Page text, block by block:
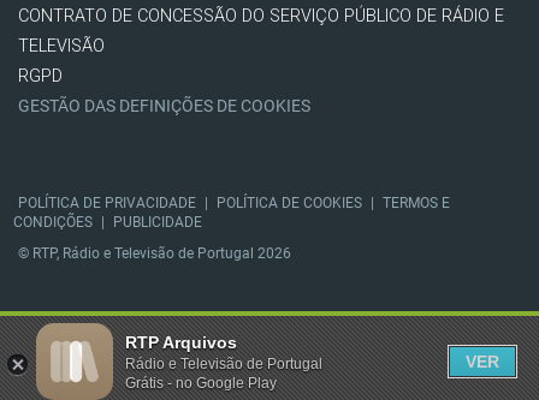
CONTRATO DE CONCESSÃO DO SERVIÇO PÚBLICO DE RÁDIO E
TELEVISÃO
RGPD
GESTÃO DAS DEFINIÇÕES DE COOKIES
POLÍTICA DE PRIVACIDADE POLÍTICA DE COOKIES
TERMOS E
CONDIÇÕES
PUBLICIDADE
© RTP, Rádio e Televisão de Portugal 2026
RTP Arquivos
Rádio e Televisão de Portugal
Grátis - no Google Play
VER